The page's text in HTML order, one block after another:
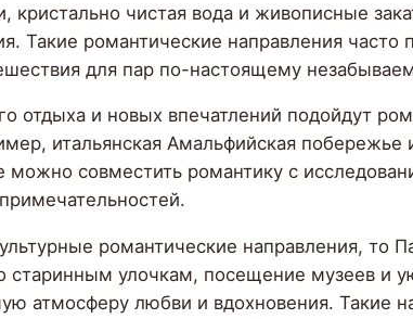
чистая вода и живописные
Такие романтические направления
для пар по-настоящему
отдыха и новых впечатлений подойдут
итальянская Амальфийская
можно совместить романтику с
романтические направления, то
старинным улочкам, посещение музеев и
атмосферу любви и вдохновения.